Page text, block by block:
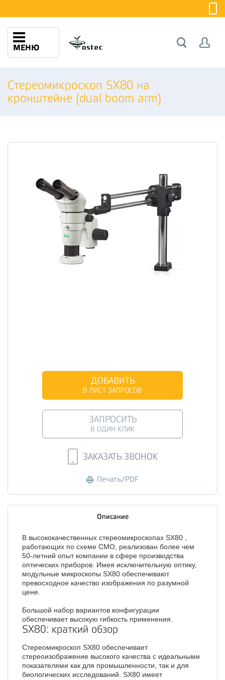
МЕНЮ
Стереомикроскоп SX80 на
кронштейне (dual boom arm)
ДОБАВИТЬ
В ЛИСТ ЗАПРОСОВ
ЗАПРОСИТЬ
В ОДИН КЛИК
ЗАКАЗАТЬ ЗВОНОК
Печать/PDF
Описание
В высококачественных стереомикроскопах SX80 ,
работающих по схеме СМО, реализован более чем
50-летний опыт компании в сфере производства
оптических приборов. Имея исключительную оптику,
модульные микроскопы SX80 обеспечивают
превосходное качество изображения по разумной
цене.
Большой набор вариантов конфигурации
обеспечивает высокую гибкость применения.
SX80: краткий обзор
Стереомикроскоп SX80 обеспечивает
стереоизображение высокого качества с идеальными
показателями как для промышленности, так и для
биологических исследований. SX80 имеет